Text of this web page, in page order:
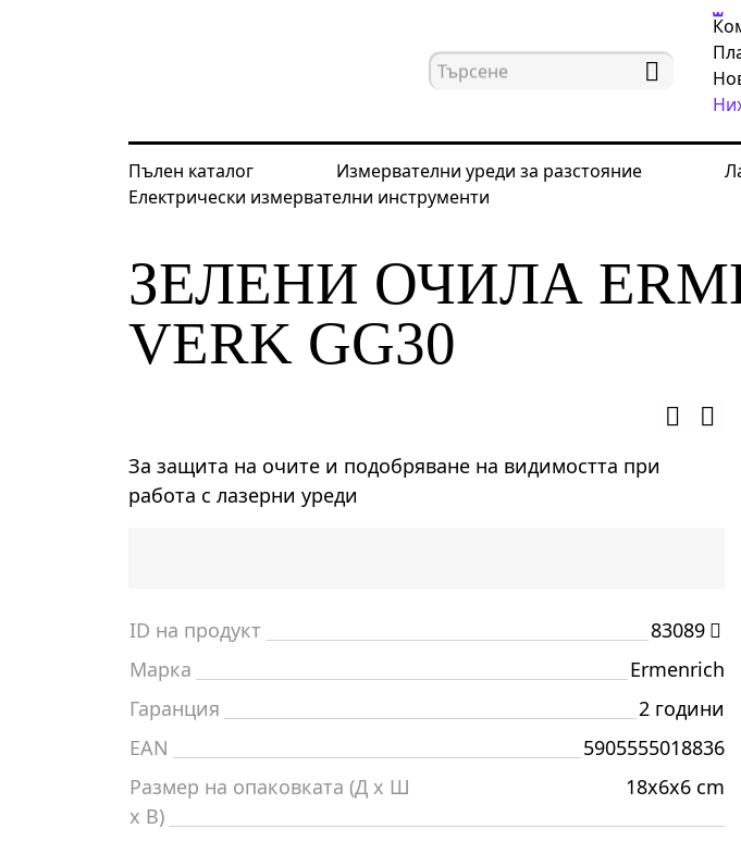
Пълен каталог Измервателни уреди за разстояние
Електрически измервателни инструменти
Начална страница Каталог Лазерни и оптични нивелири
ЗЕЛЕНИ ОЧИЛА
VERK GG30
За защита на очите и подобряване на видимостта при
работа с лазерни уреди
ID на продукт
83089
Марка
Ermenrich
Гаранция
2 години
EAN
5905555018836
Размер на опаковката (Д x Ш
x В)
18x6x6 cm